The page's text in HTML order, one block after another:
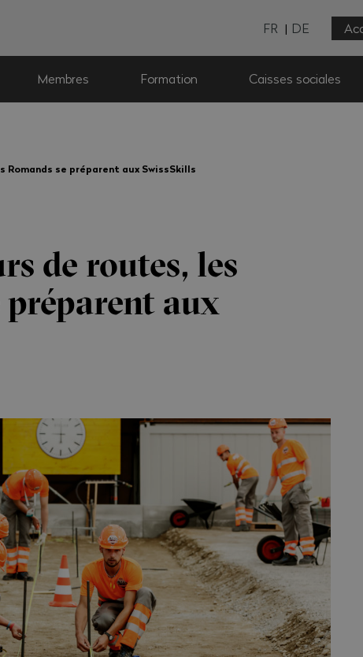
FR DE
Membres Formation Caisses sociales
se préparent aux SwissSkills
de routes, les
préparent aux